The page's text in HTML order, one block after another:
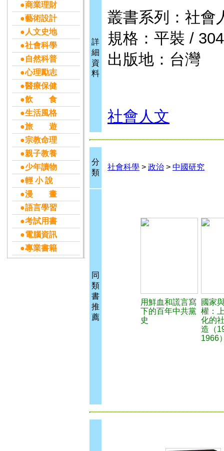
●商業理財
●藝術設計
●人文史地
●社會科學
●自然科普
●心理勵志
●醫療保健
●飲 食
●生活風格
●旅 遊
●宗教命理
●親子教養
●少年讀物
●輕 小 說
●漫 畫
●語言學習
●考試用書
●電腦資訊
●專業書籍
詳
細
資
料
叢書系列：社會
規格：平裝 /
出版地：台灣
社會人文
分
類
社會科學 > 政治 > 中國研究
同
類
書
推
薦
用鮮血和謊言寫
下的百年中共黨
史
國家
權：
化的
造（
1966